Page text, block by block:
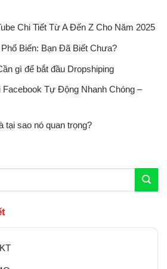
Chi Tiết Từ A Đến Z Cho Năm 2025
Biến: Bạn Đã Biết Chưa?
gì để bắt đầu Dropshiping
Tự Động Nhanh Chóng –
tại sao nó quan trọng?